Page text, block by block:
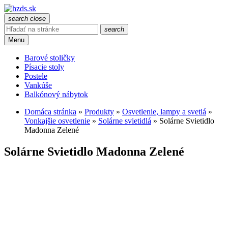
search close
search
Menu
Barové stoličky
Písacie stoly
Postele
Vankúše
Balkónový nábytok
Domáca stránka » Produkty » Osvetlenie, lampy a svetlá »
Vonkajšie osvetlenie » Solárne svietidlá » Solárne Svietidlo
Madonna Zelené
Solárne Svietidlo Madonna Zelené